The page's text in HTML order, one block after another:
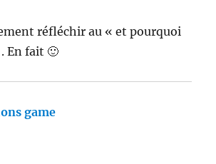
réfléchir au « et pourquoi
En fait 🙂
game